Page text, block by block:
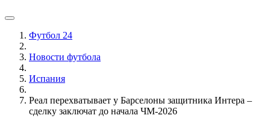
Футбол 24
Новости футбола
Испания
Реал перехватывает у Барселоны защитника Интера –
сделку заключат до начала ЧМ-2026